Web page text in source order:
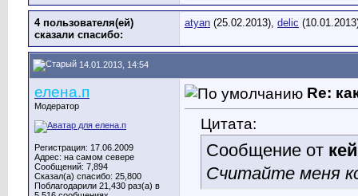
4 пользователя(ей)
сказали cпасибо:
atyan (25.02.2013), delic
14.01.2013, 14:54
елена.п
Модератор
Регистрация: 17.06.2009
Адрес: на самом севере
Сообщений: 7,894
Сказал(а) спасибо: 25,800
Поблагодарили 21,430 раз(а) в
Re:
Цитата:
Сообщение от
Считайте меня